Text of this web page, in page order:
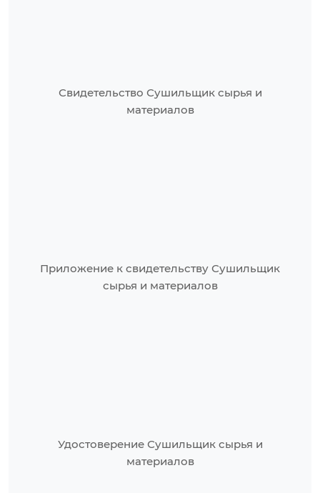
Свидетельство Сушильщик сырья и
материалов
Приложение к свидетельству Сушильщик
сырья и материалов
Удостоверение Сушильщик сырья и
материалов